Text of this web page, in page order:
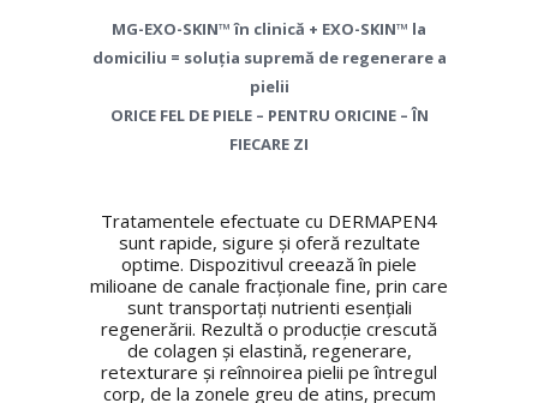
MG-EXO-SKIN™ în clinică + EXO-SKIN™ la
domiciliu = soluția supremă de regenerare a
pielii
ORICE FEL DE PIELE – PENTRU ORICINE – ÎN
FIECARE ZI
Tratamentele efectuate cu DERMAPEN4
sunt rapide, sigure și oferă rezultate
optime. Dispozitivul creează în piele
milioane de canale fracționale fine, prin care
sunt transportați nutrienti esențiali
regenerării. Rezultă o producție crescută
de colagen și elastină, regenerare,
retexturare și reînnoirea pielii pe întregul
corp, de la zonele greu de atins, precum